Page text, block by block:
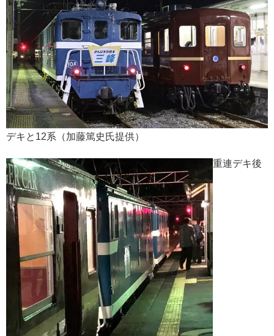
デキと12系（加藤篤史氏提供）
重連デキ後